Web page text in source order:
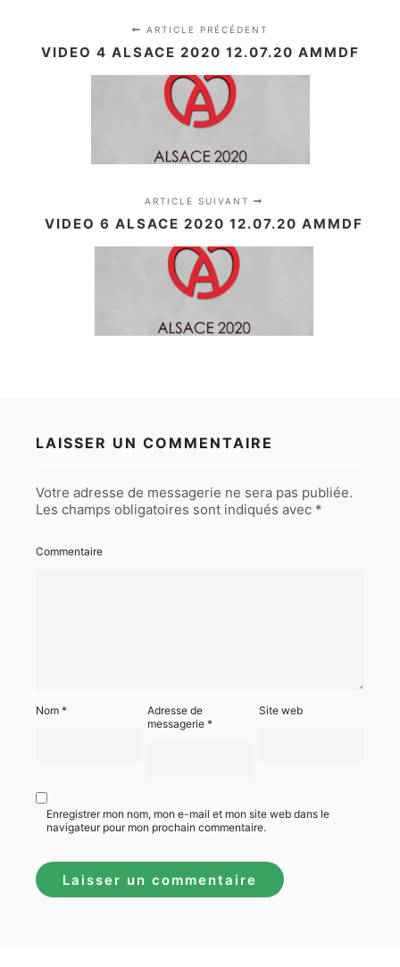
ARTICLE PRÉCÉDENT
VIDEO 4 ALSACE 2020 12.07.20 AMMDF
ARTICLE SUIVANT
VIDEO 6 ALSACE 2020 12.07.20 AMMDF
LAISSER UN COMMENTAIRE
Votre adresse de messagerie ne sera pas publiée.
Les champs obligatoires sont indiqués avec *
Commentaire
Nom *
Adresse de
messagerie*
Site web
Enregistrer mon nom, mon e-mail et mon site web dans le
navigateur pour mon prochain commentaire.